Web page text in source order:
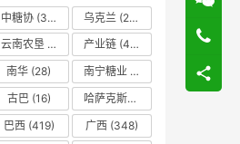
中糖协 (37) 乌克兰 (20)
云南农垦 产业链 (42)
南华 (28) 南宁糖业
古巴(16) 哈萨克斯坦
巴西(419) 广西 (348)